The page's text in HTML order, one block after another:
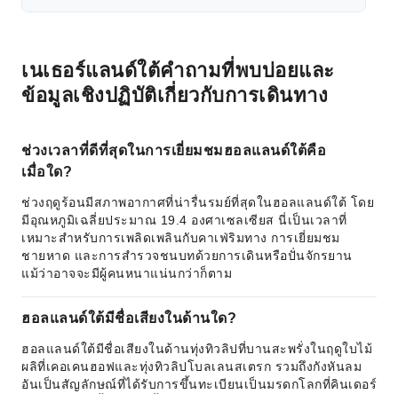
เนเธอร์แลนด์ใต้คำถามที่พบบ่อยและ
ข้อมูลเชิงปฏิบัติเกี่ยวกับการเดินทาง
ช่วงเวลาที่ดีที่สุดในการเยี่ยมชมฮอลแลนด์ใต้คือ
เมื่อใด?
ช่วงฤดูร้อนมีสภาพอากาศที่น่ารื่นรมย์ที่สุดในฮอลแลนด์ใต้ โดย
มีอุณหภูมิเฉลี่ยประมาณ 19.4 องศาเซลเซียส นี่เป็นเวลาที่
เหมาะสำหรับการเพลิดเพลินกับคาเฟ่ริมทาง การเยี่ยมชม
ชายหาด และการสำรวจชนบทด้วยการเดินหรือปั่นจักรยาน
แม้ว่าอาจจะมีผู้คนหนาแน่นกว่าก็ตาม
ฮอลแลนด์ใต้มีชื่อเสียงในด้านใด?
ฮอลแลนด์ใต้มีชื่อเสียงในด้านทุ่งทิวลิปที่บานสะพรั่งในฤดูใบไม้
ผลิที่เคอเคนฮอฟและทุ่งทิวลิปโบลเลนสเตรก รวมถึงกังหันลม
อันเป็นสัญลักษณ์ที่ได้รับการขึ้นทะเบียนเป็นมรดกโลกที่คินเดอร์